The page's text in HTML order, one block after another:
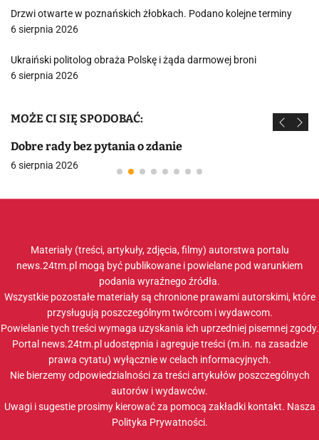
Drzwi otwarte w poznańskich żłobkach. Podano kolejne terminy
6 sierpnia 2026
Ukraiński politolog obraża Polskę i żąda darmowej broni
6 sierpnia 2026
MOŻE CI SIĘ SPODOBAĆ:
Dobre rady bez pytania o zdanie
6 sierpnia 2026
Materiały (treści, artykuły, zdjęcia, filmy) autorstwa portalu
news.24tm.pl mogą być publikowane i powielane pod warunkiem
podania wyraźnego źródła.
Wszystkie pozostałe materiały są chronione prawami autorskimi, które
przysługują poszczególnym twórcom i wydawcom.
Powielanie tych treści wymaga uzyskania ich uprzedniej pisemnej zgody.
Portal news.24tm.pl udostępnia i agreguje treści (m.in. na zasadzie
prawa cytatu) wyłącznie w celach informacyjnych.
Nie bierzemy odpowiedzialności za treści artykułów poszczególnych
autorów i wydawców.
Uwagi i sugestie prosimy kierować za pomocą zakładki kontakt. Nasza
Polityka Prywatności.